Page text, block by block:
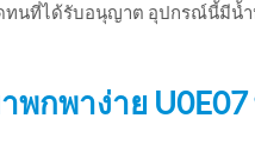
ทนที่ได้รับอนุญาต อุปกรณ์นี้มีน้
กพาง่าย